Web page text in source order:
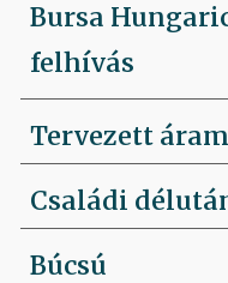
Bursa
felhívás
Tervezett
Családi
Búcsú